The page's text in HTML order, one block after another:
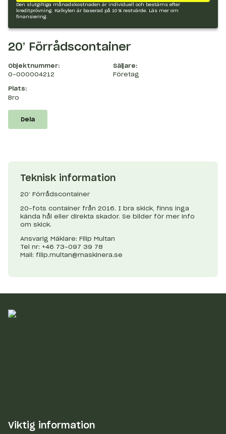
Den slutgiltiga månadskostnaden är individuell och bestäms efter
kreditprövning. Kalkylen är baserad på 10 % restvärde.
Läs mer om
finansiering.
20’ Förrådscontainer
Objektnummer:
O-000004212
Säljare:
Företag
Plats:
Bro
Dela
Teknisk information
20’ Förrådscontainer
20-fots container från 2016. I bra skick, finns inga
kända hål eller direkta skador. Se bilder för mer info
om skick.
Ansvarig Mäklare: Filip Multan
Tel nr: +46 73-097 39 78
Mail: filip.multan@maskinera.se
Viktig information